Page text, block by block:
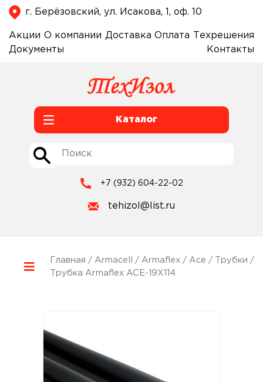
г. Берёзовский, ул. Исакова, 1, оф. 10
Акции О компании Доставка Оплата
Техрешения
Документы
Контакты
Каталог
+7 (932) 604-22-02
tehizol@list.ru
Главная / Armacell / Armaflex/ Ace / Трубки /
Трубка Armaflex ACE-19X114